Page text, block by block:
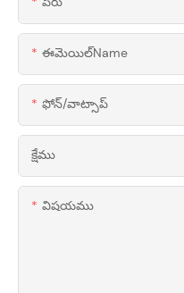
ఈమెయిల్Name
ఫోన్/వాట్సాప్
క్షేము
విషయము